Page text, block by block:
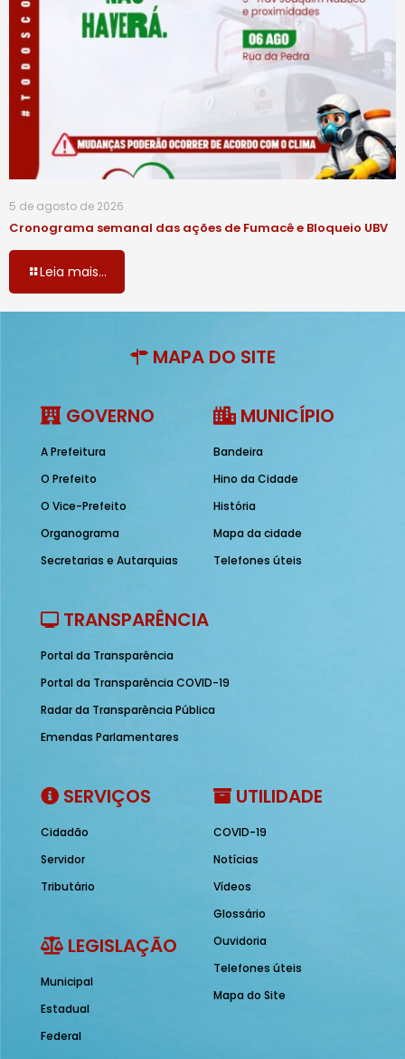
5 de agosto de 2026
Cronograma semanal das ações de Fumacê e Bloqueio UBV
Leia mais...
MAPA DO SITE
GOVERNO
A Prefeitura
O Prefeito
O Vice-Prefeito
Organograma
Secretarias e Autarquias
MUNICÍPIO
Bandeira
Hino da Cidade
História
Mapa da cidade
Telefones úteis
TRANSPARÊNCIA
Portal da Transparência
Portal da Transparência COVID-19
Radar da Transparência Pública
Emendas Parlamentares
SERVIÇOS
Cidadão
Servidor
Tributário
LEGISLAÇÃO
Municipal
Estadual
Federal
UTILIDADE
COVID-19
Notícias
Vídeos
Glossário
Ouvidoria
Telefones úteis
Mapa do Site